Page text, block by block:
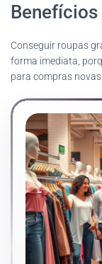
Conseguir roupas
forma imediata,
para compras novas.